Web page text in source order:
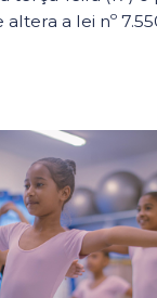
altera a lei nº